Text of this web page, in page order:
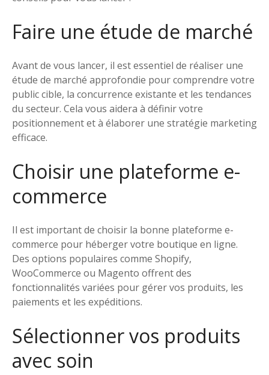
Faire une étude de marché
Avant de vous lancer, il est essentiel de réaliser une
étude de marché approfondie pour comprendre votre
public cible, la concurrence existante et les tendances
du secteur. Cela vous aidera à définir votre
positionnement et à élaborer une stratégie marketing
efficace.
Choisir une plateforme e-
commerce
Il est important de choisir la bonne plateforme e-
commerce pour héberger votre boutique en ligne.
Des options populaires comme Shopify,
WooCommerce ou Magento offrent des
fonctionnalités variées pour gérer vos produits, les
paiements et les expéditions.
Sélectionner vos produits
avec soin